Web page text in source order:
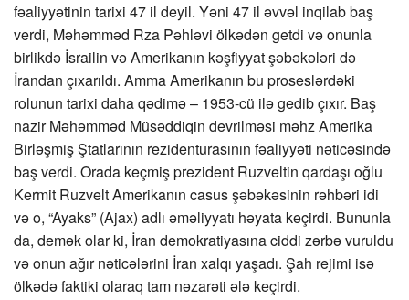
fəaliyyətinin tarixi 47 il deyil. Yəni 47 il əvvəl inqilab baş
verdi, Məhəmməd Rza Pəhləvi ölkədən getdi və onunla
birlikdə İsrailin və Amerikanın kəşfiyyat şəbəkələri də
İrandan çıxarıldı. Amma Amerikanın bu proseslərdəki
rolunun tarixi daha qədimə – 1953-cü ilə gedib çıxır. Baş
nazir Məhəmməd Müsəddiqin devrilməsi məhz Amerika
Birləşmiş Ştatlarının rezidenturasının fəaliyyəti nəticəsində
baş verdi. Orada keçmiş prezident Ruzveltin qardaşı oğlu
Kermit Ruzvelt Amerikanın casus şəbəkəsinin rəhbəri idi
və o, “Ayaks” (Ajax) adlı əməliyyatı həyata keçirdi. Bununla
da, demək olar ki, İran demokratiyasına ciddi zərbə vuruldu
və onun ağır nəticələrini İran xalqı yaşadı. Şah rejimi isə
ölkədə faktiki olaraq tam nəzarəti ələ keçirdi.